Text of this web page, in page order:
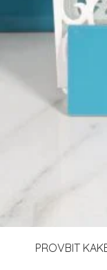
PROVBIT